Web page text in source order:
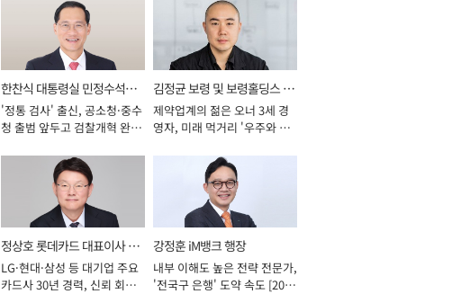
한찬식 대통령실 민정수석비
서관
'정통 검사' 출신, 공소청·중수
청 출범 앞두고 검찰개혁 완수
김정균 보령 및 보령홀딩스 대
표이사 사장
제약업계의 젊은 오너 3세 경
영자, 미래 먹거리 '우주와 헬
정상호 롯데카드 대표이사 사
장
LG·현대·삼성 등 대기업 주요
카드사 30년 경력, 신뢰 회복
강정훈 iM뱅크 행장
내부 이해도 높은 전략 전문가,
'전국구 은행' 도약 속도 [2026